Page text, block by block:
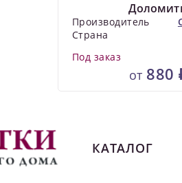
Производитель
Страна
Под заказ
от 880
КАТАЛОГ